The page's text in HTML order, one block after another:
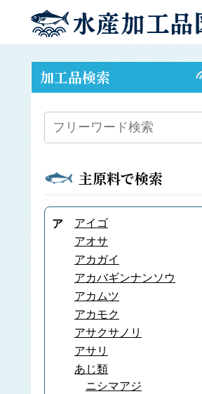
加工品検索
主原料で検索
ア
アイゴ
アオサ
アカガイ
アカバギンナンソウ
アカムツ
アカモク
アサクサノリ
アサリ
あじ類
ニシマアジ